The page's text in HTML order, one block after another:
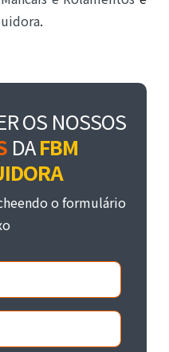
.
OS NOSSOS
DAFBM
o formulário